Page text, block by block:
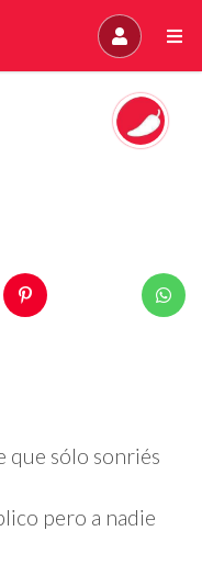
que sólo sonriés
pero a nadie